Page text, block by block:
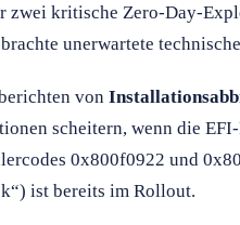
zwei kritische Zero-Day-
unerwartete
von
scheitern, wenn die
0x800f0922 und
ist bereits im Rollout.